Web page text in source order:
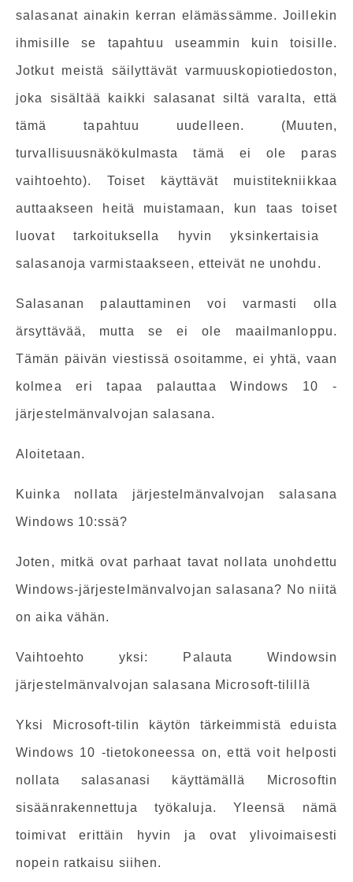
salasanat ainakin kerran elämässämme. Joillekin
ihmisille se tapahtuu useammin kuin toisille.
Jotkut meistä säilyttävät varmuuskopiotiedoston,
joka sisältää kaikki salasanat siltä varalta, että
tämä tapahtuu uudelleen. (Muuten,
turvallisuusnäkökulmasta tämä ei ole paras
vaihtoehto). Toiset käyttävät muistitekniikkaa
auttaakseen heitä muistamaan, kun taas toiset
luovat tarkoituksella hyvin yksinkertaisia ​​
salasanoja varmistaakseen, etteivät ne unohdu.
Salasanan palauttaminen voi varmasti olla
ärsyttävää, mutta se ei ole maailmanloppu.
Tämän päivän viestissä osoitamme, ei yhtä, vaan
kolmea eri tapaa palauttaa Windows 10 -
järjestelmänvalvojan salasana.
Aloitetaan.
Kuinka nollata järjestelmänvalvojan salasana
Windows 10:ssä?
Joten, mitkä ovat parhaat tavat nollata unohdettu
Windows-järjestelmänvalvojan salasana? No niitä
on aika vähän.
Vaihtoehto yksi: Palauta Windowsin
järjestelmänvalvojan salasana Microsoft-tilillä
Yksi ​​Microsoft-tilin käytön tärkeimmistä eduista
Windows 10 -tietokoneessa on, että voit helposti
nollata salasanasi käyttämällä Microsoftin
sisäänrakennettuja työkaluja. Yleensä nämä
toimivat erittäin hyvin ja ovat ylivoimaisesti
nopein ratkaisu siihen.